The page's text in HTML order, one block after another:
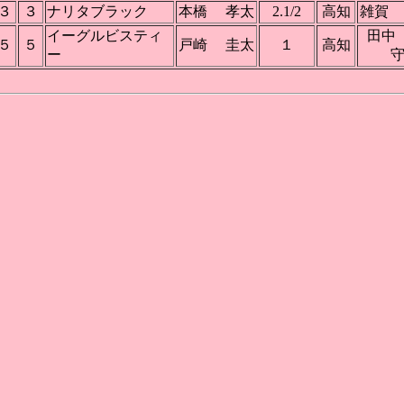
３ ３ ナリタブラック 本橋 孝太 2.1/2 高知 雑賀
５ ５
イーグルビスティ
ー
戸崎 圭太 １ 高知
田
守